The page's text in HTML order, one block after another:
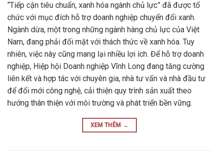
“Tiếp cận tiêu chuẩn, xanh hóa ngành chủ lực” đã được tổ
chức với mục đích hỗ trợ doanh nghiệp chuyển đổi xanh.
Ngành dừa, một trong những ngành hàng chủ lực của Việt
Nam, đang phải đối mặt với thách thức về xanh hóa. Tuy
nhiên, việc này cũng mang lại nhiều lợi ích. Để hỗ trợ doanh
nghiệp, Hiệp hội Doanh nghiệp Vĩnh Long đang tăng cường
liên kết và hợp tác với chuyên gia, nhà tư vấn và nhà đầu tư
để đổi mới công nghệ, cải thiện quy trình sản xuất theo
hướng thân thiện với môi trường và phát triển bền vững.
XEM THÊM →